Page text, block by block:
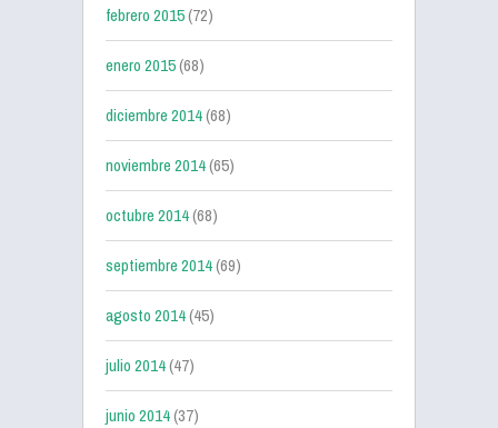
febrero 2015(72)
enero 2015(68)
diciembre 2014(68)
noviembre 2014(65)
octubre 2014(68)
septiembre 2014(69)
agosto 2014(45)
julio 2014(47)
junio 2014(37)